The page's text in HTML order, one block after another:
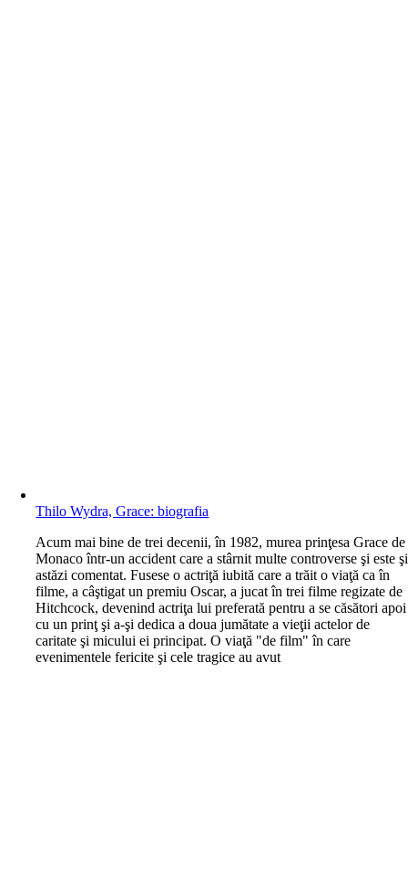
Thilo Wydra, Grace: biografia
Acum mai bine de trei decenii, în 1982, murea prinţesa Grace de
Monaco într-un accident care a stârnit multe controverse şi este şi
astăzi comentat. Fusese o actriţă iubită care a trăit o viaţă ca în
filme, a câştigat un premiu Oscar, a jucat în trei filme regizate de
Hitchcock, devenind actriţa lui preferată pentru a se căsători apoi
cu un prinţ şi a-şi dedica a doua jumătate a vieţii actelor de
caritate şi micului ei principat. O viaţă "de film" în care
evenimentele fericite şi cele tragice au avut